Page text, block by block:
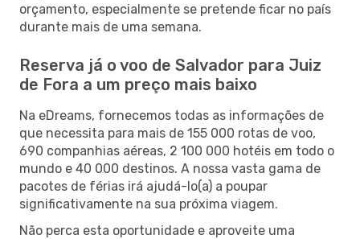
orçamento, especialmente se pretende ficar no país
durante mais de uma semana.
Reserva já o voo de Salvador para Juiz
de Fora a um preço mais baixo
Na eDreams, fornecemos todas as informações de
que necessita para mais de 155 000 rotas de voo,
690 companhias aéreas, 2 100 000 hotéis em todo o
mundo e 40 000 destinos. A nossa vasta gama de
pacotes de férias irá ajudá-lo(a) a poupar
significativamente na sua próxima viagem.
Não perca esta oportunidade e aproveite uma